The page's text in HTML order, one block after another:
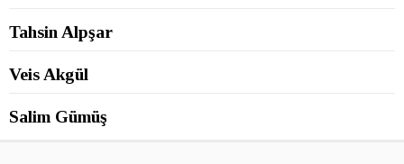
Tahsin Alpşar
Veis Akgül
Salim Gümüş